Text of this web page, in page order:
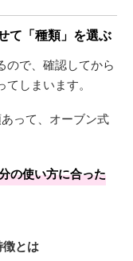
て「種類」を選ぶ
ので、確認してから
しまいます。
って、オーブン式
の使い方に合った
とは